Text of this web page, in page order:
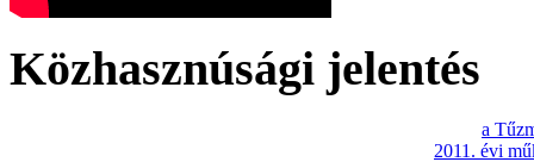
Közhasznúsági jelentés
a
2011. évi